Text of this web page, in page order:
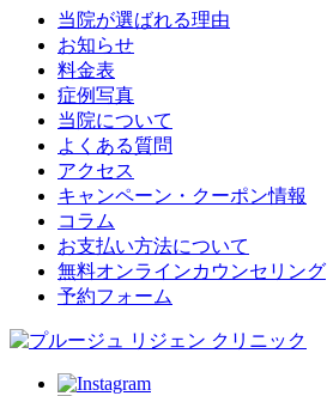
当院が選ばれる理由
お知らせ
料金表
症例写真
当院について
よくある質問
アクセス
キャンペーン・クーポン情報
コラム
お支払い方法について
無料オンラインカウンセリング
予約フォーム